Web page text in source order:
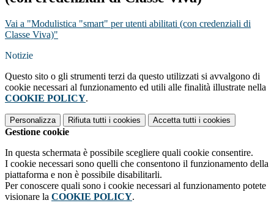
Vai a "Modulistica "smart" per utenti abilitati (con credenziali di
Classe Viva)"
Notizie
Questo sito o gli strumenti terzi da questo utilizzati si avvalgono di
cookie necessari al funzionamento ed utili alle finalità illustrate nella
COOKIE POLICY.
Personalizza Rifiuta tutti i cookies Accetta tutti i cookies
Gestione cookie
In questa schermata è possibile scegliere quali cookie consentire.
I cookie necessari sono quelli che consentono il funzionamento della
piattaforma e non è possibile disabilitarli.
Per conoscere quali sono i cookie necessari al funzionamento potete
visionare la COOKIE POLICY.